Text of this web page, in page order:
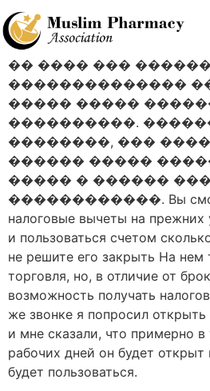
�� ���� ���
��������������
����� �����
����������.
��������, ���
������ �����
����� � ������
������������. Вы
налоговые вычеты на прежних
и пользоваться счетом
не решите его закрыть На нем
торговля, но, в отличие от
возможность получать
же звонке я попросил
и мне сказали, что примерно в
рабочих дней он будет
будет пользоваться.